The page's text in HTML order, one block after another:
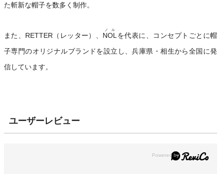
た斬新な帽子を数多く制作。
また、RETTER（レッター）、 NOL
ノル
を代表に、コンセプトごとに帽
子専門のオリジナルブランドを設立し、兵庫県・相生から全国に発
信しています。
ユーザーレビュー